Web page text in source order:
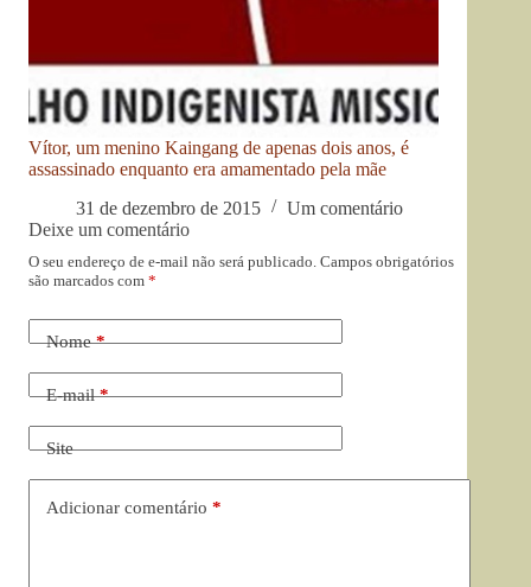
Vítor, um menino Kaingang de apenas dois anos, é
assassinado enquanto era amamentado pela mãe
31 de dezembro de 2015
Um comentário
Deixe um comentário
O seu endereço de e-mail não será publicado. Campos obrigatórios
são marcados com *
Nome*
E-mail*
Site
Adicionar comentário *